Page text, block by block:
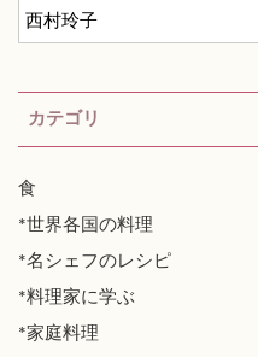
カテゴリ
食
*世界各国の料理
*名シェフのレシピ
*料理家に学ぶ
*家庭料理